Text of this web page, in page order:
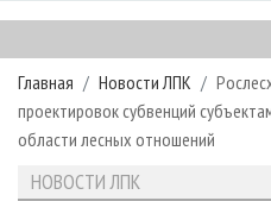
ГЛАВНАЯ
РУБРИКИ И ТЕМЫ
РУБРИКИ ЖУРНАЛА
ЛЕСНОЕ ХОЗЯЙСТВО
ЛЕСОЗАГОТОВКА
НОВОСТИ
КАЛЕНДАРЬ СОБЫТИЙ
НОВОСТИ ЛПК
ПРОЕКТЫ ЛПИ
АНАЛИТИКА
АРХИВ
Главная Новости ЛПК
проектировок субвенций
области лесных отношений
НОВОСТИ ЛПК